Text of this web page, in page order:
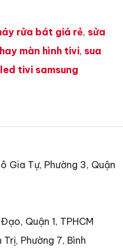
rửa bát giá rẻ, sửa
màn hình tivi, sua
tivi samsung
Gia Tự, Phường 3, Quận
Quận 1, TPHCM
Phường 7, Bình